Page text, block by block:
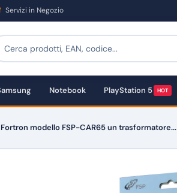
Servizi in Negozio
Notebook PlayStation 5 HOT
Fortron modello FSP-CAR65 un trasformatore...